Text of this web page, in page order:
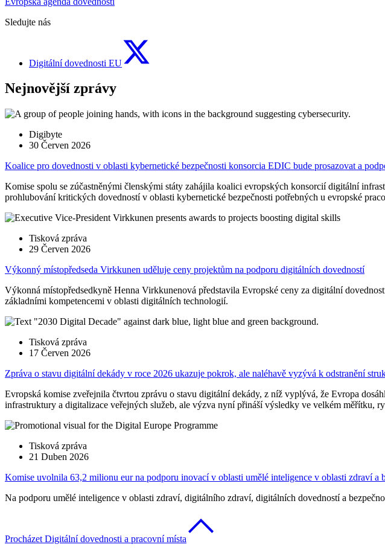
Sledujte nás
Digitální dovednosti EU
Nejnovější zprávy
Digibyte
30 Červen 2026
Koalice pro dovednosti v oblasti kybernetické bezpečnosti konsorcia EDIC bude prosazovat a
Komise spolu se zúčastněnými členskými státy zahájila koalici evropských konsorcií digitální
prohlubování kritických dovedností v oblasti kybernetické bezpečnosti potřebných u evropské
Tisková zpráva
29 Červen 2026
Výkonný místopředseda Virkkunen uděluje ceny projektům na podporu digitálních dovedností
Výkonná místopředsedkyně Henna Virkkunenová představila Evropské ceny za digitální
základními kompetencemi v oblasti digitálních technologií.
Tisková zpráva
17 Červen 2026
Zpráva o stavu digitální dekády v roce 2026 ukazuje pokrok, ale naléhavě vyzývá k odstranění
Evropská komise zveřejnila čtvrtou zprávu o stavu digitální dekády, z níž vyplývá, že Evropa
infrastruktury a digitalizace veřejných služeb, ale výzva nyní přináší výsledky ve velkém měřítku,
Tisková zpráva
21 Duben 2026
Komise uvolnila 63,2 milionu eur na podporu inovací v oblasti umělé inteligence v oblasti zdraví a
Na podporu umělé inteligence v oblasti zdraví, digitálního zdraví, digitálních dovedností a
Procházet Digitální dovednosti a pracovní místa